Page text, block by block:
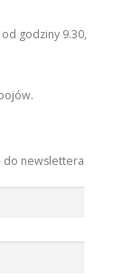
godziny 9.30,
do newslettera